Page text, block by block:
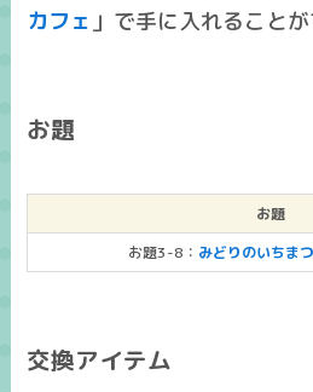
カフェ」で手に入れることが
お題
お題
お題3-8： みどりのいちま
交換アイテム